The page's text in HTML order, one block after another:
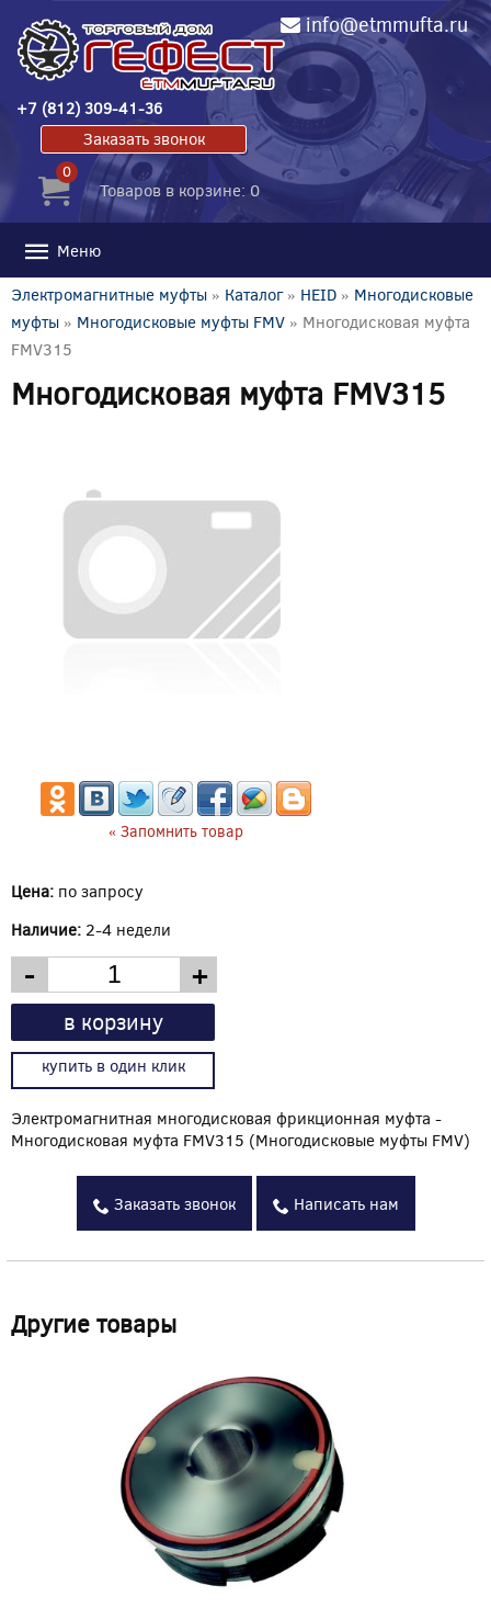
info@etmmufta.ru
+7 (812) 309-41-36
Заказать звонок
0
Товаров в корзине: 0
Меню
Электромагнитные муфты » Каталог» HEID » Многодисковые
муфты » Многодисковые муфты FMV » Многодисковая муфта
FMV315
Многодисковая муфта FMV315
« Запомнить товар
Цена: по запросу
Наличие: 2-4 недели
- +
в корзину
купить в один клик
Электромагнитная многодисковая фрикционная муфта -
Многодисковая муфта FMV315 (Многодисковые муфты FMV)
Заказать звонок Написать нам
Другие товары